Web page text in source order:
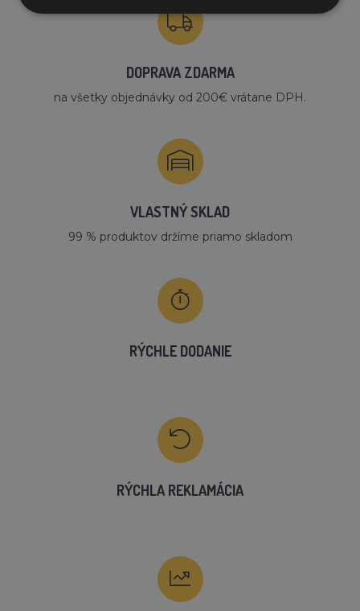
DOPRAVA ZDARMA
na všetky objednávky od 200€ vrátane DPH.
VLASTNÝ SKLAD
99 % produktov držíme priamo skladom
RÝCHLE DODANIE
RÝCHLA REKLAMÁCIA